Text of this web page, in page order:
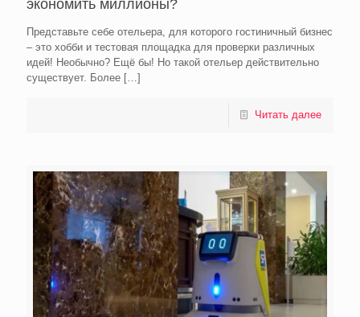
экономить миллионы?
Представьте себе отельера, для которого гостиничный бизнес
– это хобби и тестовая площадка для проверки различных
идей! Необычно? Ещё бы! Но такой отельер действительно
существует. Более […]
Читать далее